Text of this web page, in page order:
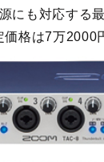
にも対応する
格は7万2000